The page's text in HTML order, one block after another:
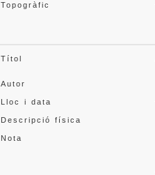
Topogràfic
Títol
Autor
Lloc i data
Descripció física
Nota